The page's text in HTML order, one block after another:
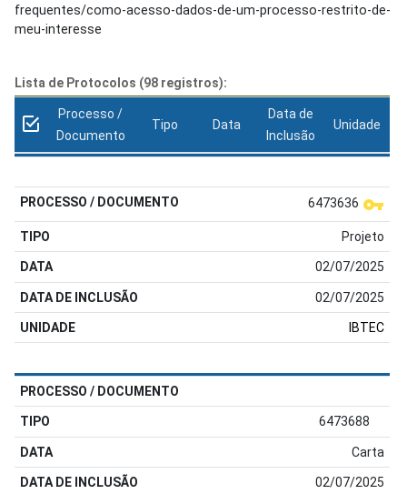
frequentes/como-acesso-dados-de-um-processo-restrito-de-
meu-interesse
Lista de Protocolos (98 registros):
Processo /
Documento
Tipo Data
Data de
Inclusão
Unidade
6473636
Projeto
02/07/2025
02/07/2025
IBTEC
6473688
Carta
02/07/2025